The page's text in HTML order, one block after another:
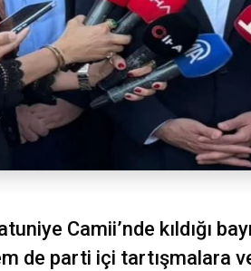
Camii’nde kıldığı
de parti içi tartışmalara